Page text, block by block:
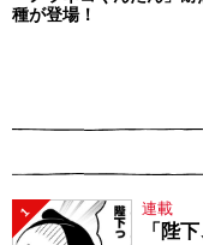
種が登場！
1 連載
「陛